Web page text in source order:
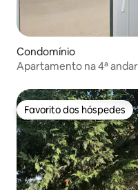
Condomínio
Apartamento na 4ª
Favorito dos hóspedes
Favorito dos hóspedes